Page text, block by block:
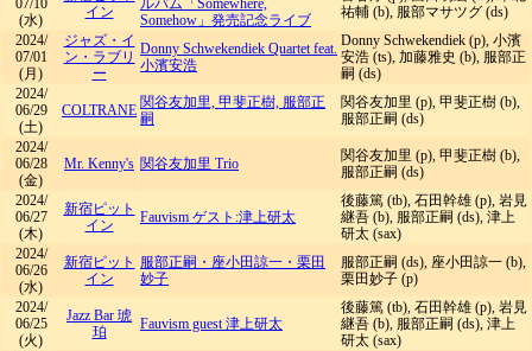
07/10
(水)
イン
ルバム「Somewhere,
Somehow」発売記念ライブ
祐輔 (b), 服部マサツグ (ds)
2024/
07/01
(月)
ジャズ・イ
ン・ラブリ
ー
Donny Schwekendiek Quartet feat.
小濱安浩
Donny Schwekendiek (p), 小濱
安浩 (ts), 加藤雅史 (b), 服部正
嗣 (ds)
2024/
06/29
(土)
COLTRANE 関谷友加里, 甲斐正樹, 服部正
嗣
関谷友加里 (p), 甲斐正樹 (b),
服部正嗣 (ds)
2024/
06/28
(金)
Mr. Kenny's 関谷友加里 Trio
関谷友加里 (p), 甲斐正樹 (b),
服部正嗣 (ds)
2024/
06/27
(木)
新宿ピット
イン
Fauvism ゲスト:津上研太
後藤篤 (tb), 石田幹雄 (p), 岩見
継吾 (b), 服部正嗣 (ds), 津上
研太 (sax)
2024/
06/26
(水)
新宿ピット
イン
服部正嗣・座小田諒一・栗田
妙子
服部正嗣 (ds), 座小田諒一 (b),
栗田妙子 (p)
2024/
06/25
(火)
Jazz Bar 琥
珀
Fauvism guest 津上研太
後藤篤 (tb), 石田幹雄 (p), 岩見
継吾 (b), 服部正嗣 (ds), 津上
研太 (sax)